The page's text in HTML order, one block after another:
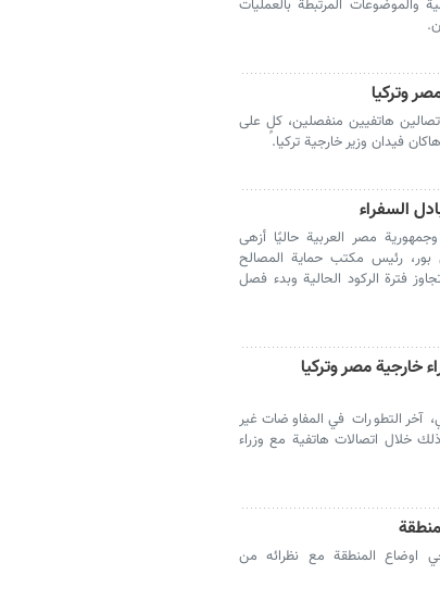
والموضوعات المرتبطة بالعمليات
وتركيا
هاتفيين منفصلين، كلٍ على
فيدان وزير خارجية تركيا.
السفراء
وجمهورية مصر العربية حاليًا أزهى
بور، رئيس مكتب حماية المصالح
فترة الركود الحالية وبدء فصل
خارجية مصر وتركيا
آخر التطورات في المفاوضات غير
خلال اتصالات هاتفية مع وزراء
اوضاع المنطقة مع نظرائه من